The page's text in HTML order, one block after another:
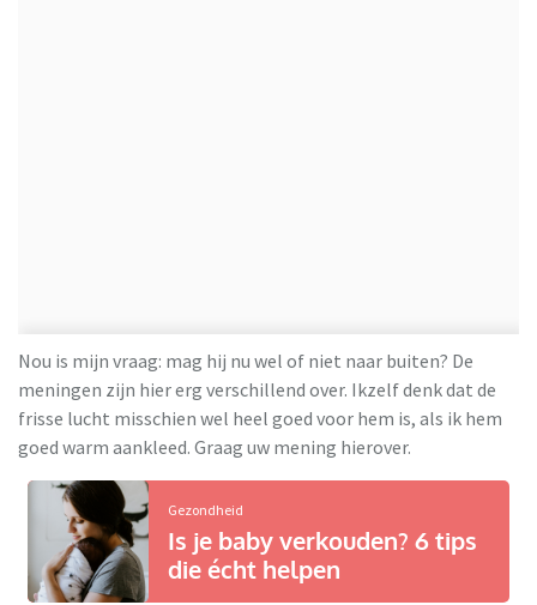
Nou is mijn vraag: mag hij nu wel of niet naar buiten? De
meningen zijn hier erg verschillend over. Ikzelf denk dat de
frisse lucht misschien wel heel goed voor hem is, als ik hem
goed warm aankleed. Graag uw mening hierover.
Gezondheid
Is je baby verkouden? 6 tips
die écht helpen